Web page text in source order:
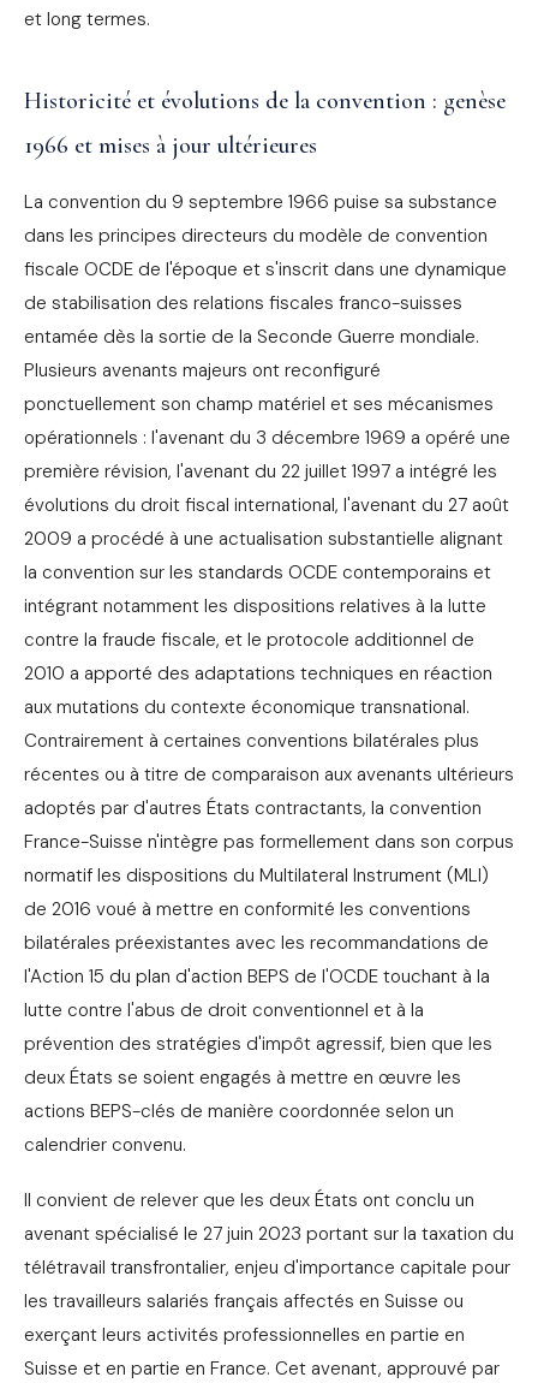
et long termes.
Historicité et évolutions de la convention : genèse
1966 et mises à jour ultérieures
La convention du 9 septembre 1966 puise sa substance
dans les principes directeurs du modèle de convention
fiscale OCDE de l'époque et s'inscrit dans une dynamique
de stabilisation des relations fiscales franco-suisses
entamée dès la sortie de la Seconde Guerre mondiale.
Plusieurs avenants majeurs ont reconfiguré
ponctuellement son champ matériel et ses mécanismes
opérationnels : l'avenant du 3 décembre 1969 a opéré une
première révision, l'avenant du 22 juillet 1997 a intégré les
évolutions du droit fiscal international, l'avenant du 27 août
2009 a procédé à une actualisation substantielle alignant
la convention sur les standards OCDE contemporains et
intégrant notamment les dispositions relatives à la lutte
contre la fraude fiscale, et le protocole additionnel de
2010 a apporté des adaptations techniques en réaction
aux mutations du contexte économique transnational.
Contrairement à certaines conventions bilatérales plus
récentes ou à titre de comparaison aux avenants ultérieurs
adoptés par d'autres États contractants, la convention
France-Suisse n'intègre pas formellement dans son corpus
normatif les dispositions du Multilateral Instrument (MLI)
de 2016 voué à mettre en conformité les conventions
bilatérales préexistantes avec les recommandations de
l'Action 15 du plan d'action BEPS de l'OCDE touchant à la
lutte contre l'abus de droit conventionnel et à la
prévention des stratégies d'impôt agressif, bien que les
deux États se soient engagés à mettre en œuvre les
actions BEPS-clés de manière coordonnée selon un
calendrier convenu.
Il convient de relever que les deux États ont conclu un
avenant spécialisé le 27 juin 2023 portant sur la taxation du
télétravail transfrontalier, enjeu d'importance capitale pour
les travailleurs salariés français affectés en Suisse ou
exerçant leurs activités professionnelles en partie en
Suisse et en partie en France. Cet avenant, approuvé par